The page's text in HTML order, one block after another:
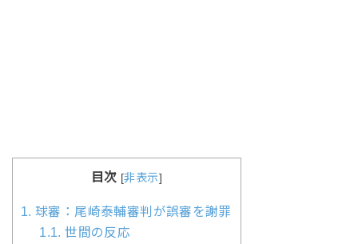
目次 [非表示]
1. 球審：尾崎泰輔審判が誤審を謝罪
1.1. 世間の反応